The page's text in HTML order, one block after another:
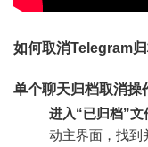
如何取消Telegram
单个聊天归档取消操
进入“已归档”文
动主界面，找到